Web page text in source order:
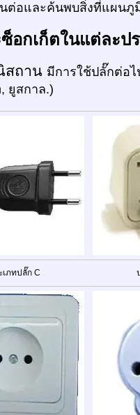
ต่อและค้นพบสิ่งที่แผนภู
อกเก็ตในแต่ละป
สถาน มีการใช้ปลั๊กต่อไ
ยูสกาล.)
เภทปลั๊ก C